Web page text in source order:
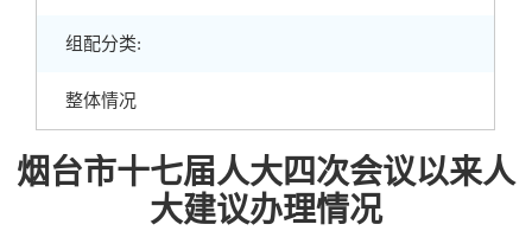
组配分类:
整体情况
烟台市十七届人大四次会议以来人
大建议办理情况